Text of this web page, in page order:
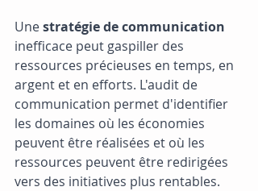
Une stratégie de communication
inefficace peut gaspiller des
ressources précieuses en temps, en
argent et en efforts. L'audit de
communication permet d'identifier
les domaines où les économies
peuvent être réalisées et où les
ressources peuvent être redirigées
vers des initiatives plus rentables.